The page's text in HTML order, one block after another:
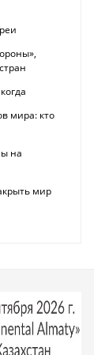
мира: кто
на
мир